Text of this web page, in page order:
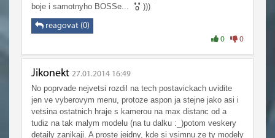
boje i samotnyho BOSSe...
)))
reagovat (0)
0 0
Jikonekt 27.01.2014 16:49
No poprvade nejvetsi rozdil na tech postavickach uvidite
jen ve vyberovym menu, protoze aspon ja stejne jako asi i
vetsina ostatnich hraje s kamerou na max distanc od a
tudiz na tak malym modelu (na tu dalku :_)potom veskery
detaily zanikaji. A proste jeidny, kde si vsimnu ze ty modely